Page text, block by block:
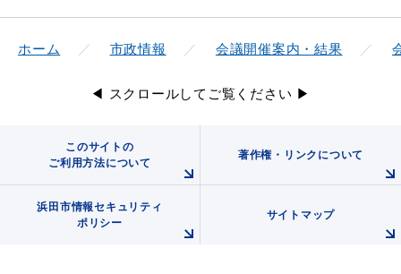
ホーム 市政情報 会議開催案内・結果
◀ スクロールしてご覧ください ▶
このサイトの
ご利用方法について
著作権・リンクについて
浜田市情報セキュリティ
ポリシー
サイトマップ